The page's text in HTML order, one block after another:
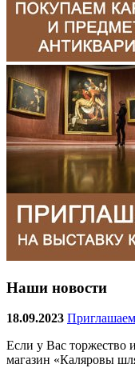
Наши новости
18.09.2023
Если у Вас торжество
магазин «Каляровы